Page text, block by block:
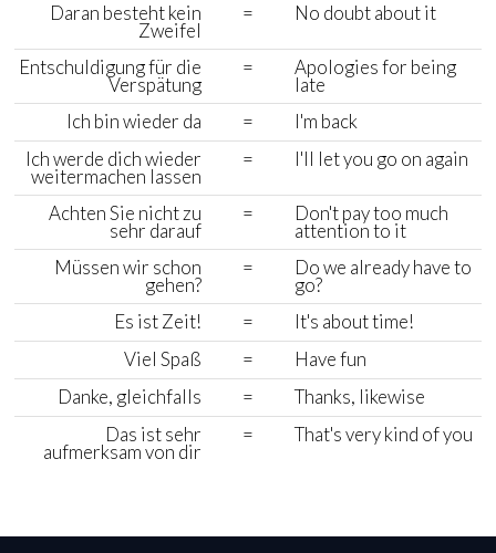
Daran besteht kein
Zweifel
= No doubt about it
Entschuldigung für die
Verspätung
= Apologies for being
late
Ich bin wieder da
=
I'm back
Ich werde dich wieder
weitermachen lassen
= I'll let you go on again
Achten Sie nicht zu
sehr darauf
= Don't pay too much
attention to it
Müssen wir schon
gehen?
= Do we already have to
go?
Es ist Zeit!
=
It's about time!
Viel Spaß
=
Have fun
Danke, gleichfalls
=
Thanks, likewise
Das ist sehr
aufmerksam von dir
= That's very kind of you